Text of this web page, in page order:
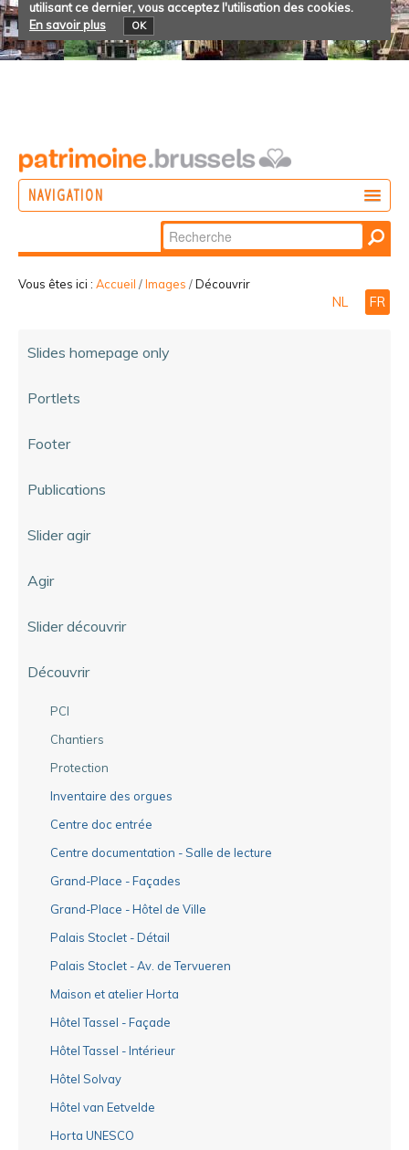
utilisant ce dernier, vous acceptez l'utilisation des cookies.
En savoir plus
OK
NAVIGATION
Chercher par
Recherche
avancée…
Vous êtes ici : Accueil /Images /Découvrir
NL FR
Slides homepage only
Portlets
Footer
Publications
Slider agir
Agir
Slider découvrir
Découvrir
PCI
Chantiers
Protection
Inventaire des orgues
Centre doc entrée
Centre documentation - Salle de lecture
Grand-Place - Façades
Grand-Place - Hôtel de Ville
Palais Stoclet - Détail
Palais Stoclet - Av. de Tervueren
Maison et atelier Horta
Hôtel Tassel - Façade
Hôtel Tassel - Intérieur
Hôtel Solvay
Hôtel van Eetvelde
Horta UNESCO